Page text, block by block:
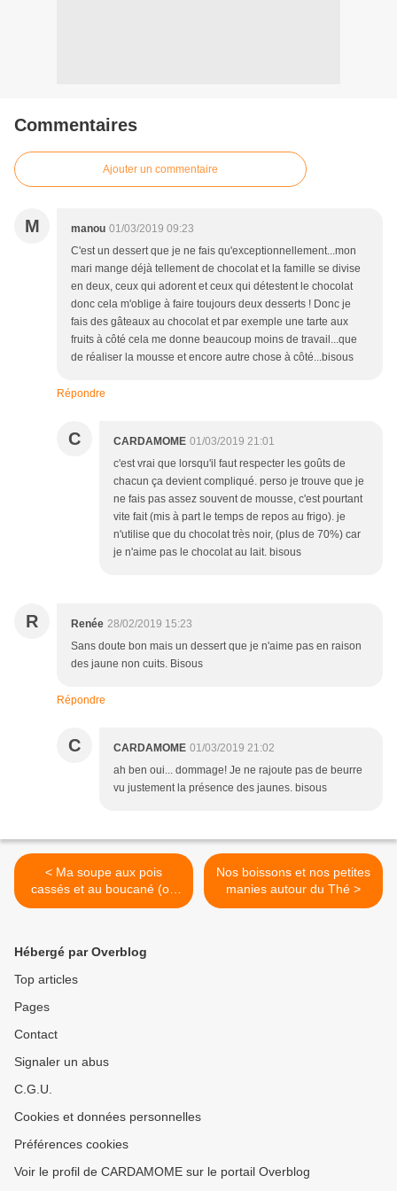
Commentaires
Ajouter un commentaire
M manou 01/03/2019 09:23
C'est un dessert que je ne fais qu'exceptionnellement...mon
mari mange déjà tellement de chocolat et la famille se divise
en deux, ceux qui adorent et ceux qui détestent le chocolat
donc cela m'oblige à faire toujours deux desserts ! Donc je
fais des gâteaux au chocolat et par exemple une tarte aux
fruits à côté cela me donne beaucoup moins de travail...que
de réaliser la mousse et encore autre chose à côté...bisous
Répondre
C CARDAMOME 01/03/2019 21:01
c'est vrai que lorsqu'il faut respecter les goûts de
chacun ça devient compliqué. perso je trouve que je
ne fais pas assez souvent de mousse, c'est pourtant
vite fait (mis à part le temps de repos au frigo). je
n'utilise que du chocolat très noir, (plus de 70%) car
je n'aime pas le chocolat au lait. bisous
R Renée 28/02/2019 15:23
Sans doute bon mais un dessert que je n'aime pas en raison
des jaune non cuits. Bisous
Répondre
C CARDAMOME 01/03/2019 21:02
ah ben oui... dommage! Je ne rajoute pas de beurre
vu justement la présence des jaunes. bisous
< Ma soupe aux pois
cassés et au boucané (ou
lard)
Nos boissons et nos petites
manies autour du Thé >
Hébergé par Overblog
Top articles
Pages
Contact
Signaler un abus
C.G.U.
Cookies et données personnelles
Préférences cookies
Voir le profil de CARDAMOME sur le portail Overblog